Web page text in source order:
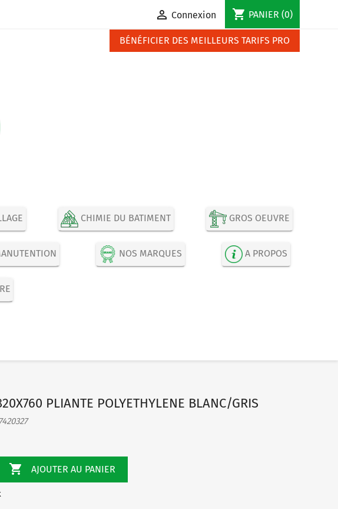
 Connexion shopping_cart PANIER (0)
BÉNÉFICIER DES MEILLEURS TARIFS PRO
CHIMIE DU BATIMENT GROS OEUVRE
NOS MARQUES A PROPOS
PLIANTE POLYETHYLENE BLANC/GRIS
 AJOUTER AU PANIER